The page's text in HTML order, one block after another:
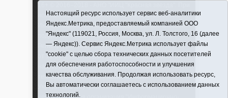
использовании материалов ссылка обязательна
Информационная лента выходит при финансовой
поддержке правительства Тюменской области
Регистрационный номер СМИ ЭЛ № ФС 77-66066
от 10.06. 2016 г. выдано Федеральной службой по
надзору в сфере связи, информационных
технологий и массовых коммуникаций.
Учредитель (соучредители) Автономная
Настоящий ресурс использует сервис веб-аналитики
Яндекс.Метрика, предоставляемый компанией ООО
"Яндекс" (119021, Россия, Москва, ул. Л. Толстого, 16 (далее
— Яндекс)). Сервис Яндекс.Метрика использует файлы
"cookie" с целью сбора технических данных посетителей
для обеспечения работоспособности и улучшения
качества обслуживания. Продолжая использовать ресурс,
Вы автоматически соглашаетесь с использованием данных
технологий.